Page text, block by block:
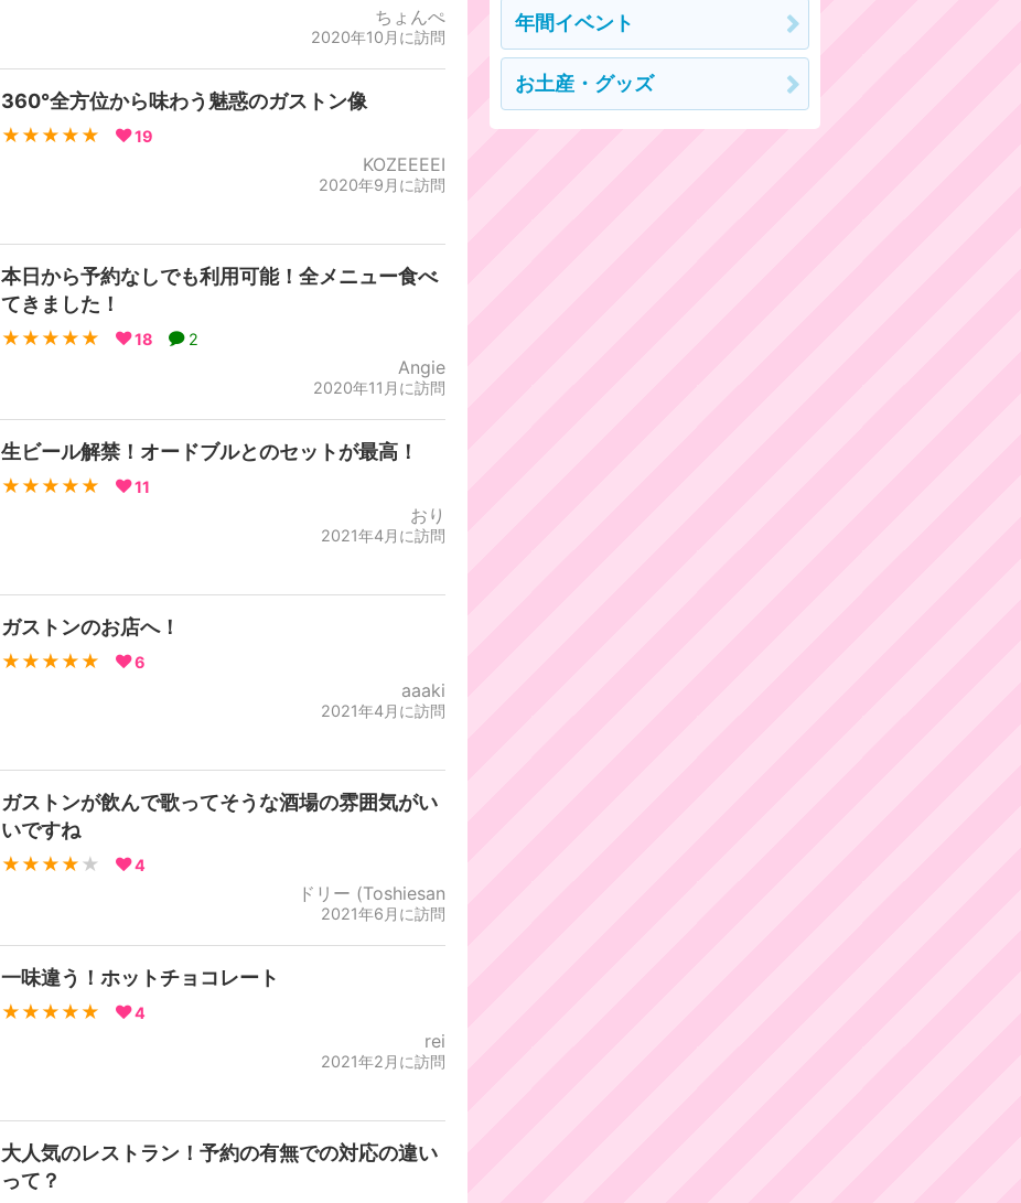
ちょんぺ
2020年10月に訪問
360°全方位から味わう魅惑のガストン像
★★★★★ 19
KOZEEEEI
2020年9月に訪問
本日から予約なしでも利用可能！全メニュー食べ
てきました！
★★★★★ 18 2
Angie
2020年11月に訪問
生ビール解禁！オードブルとのセットが最高！
★★★★★ 11
おり
2021年4月に訪問
ガストンのお店へ！
★★★★★ 6
aaaki
2021年4月に訪問
ガストンが飲んで歌ってそうな酒場の雰囲気がい
いですね
★★★★ ★ 4
ドリー (Toshiesan
2021年6月に訪問
一味違う！ホットチョコレート
★★★★★ 4
rei
2021年2月に訪問
大人気のレストラン！予約の有無での対応の違い
って？
年間イベント
お土産・グッズ